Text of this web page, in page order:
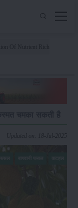
Updated on: 18-Jul-2025